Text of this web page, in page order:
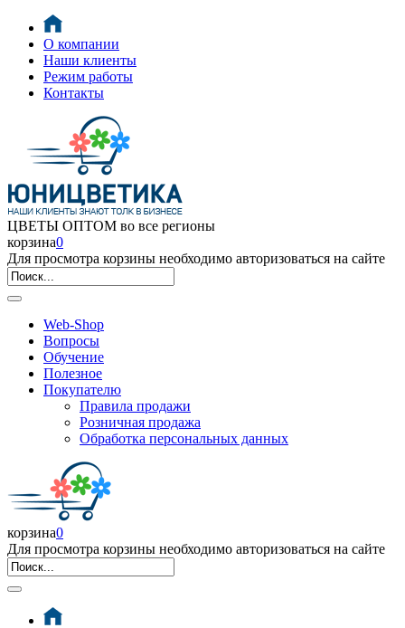
О компании
Наши клиенты
Режим работы
Контакты
ЦВЕТЫ ОПТОМ во все регионы
корзина0
Для просмотра корзины необходимо авторизоваться на сайте
Web-Shop
Вопросы
Обучение
Полезное
Покупателю
Правила продажи
Розничная продажа
Обработка персональных данных
корзина0
Для просмотра корзины необходимо авторизоваться на сайте